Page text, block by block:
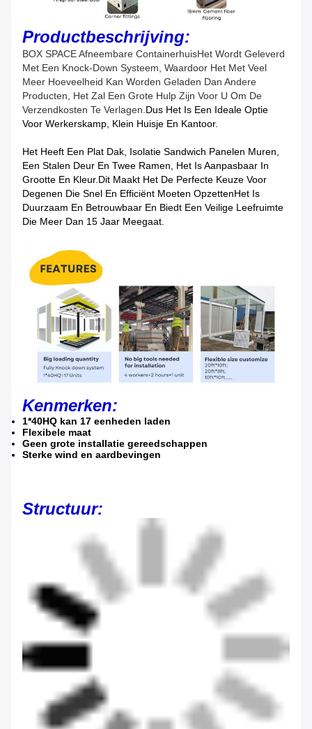
Productbeschrijving:
BOX SPACE Afneembare ContainerhuisHet Wordt Geleverd
Met Een Knock-Down Systeem, Waardoor Het Met Veel
Meer Hoeveelheid Kan Worden Geladen Dan Andere
Producten, Het Zal Een Grote Hulp Zijn Voor U Om De
Verzendkosten Te Verlagen. Dus Het Is Een Ideale Optie
Voor Werkerskamp, Klein Huisje En Kantoor.
Het Heeft Een Plat Dak, Isolatie Sandwich Panelen Muren,
Een Stalen Deur En Twee Ramen, Het Is Aanpasbaar In
Grootte En Kleur.Dit Maakt Het De Perfecte Keuze Voor
Degenen Die Snel En Efficiënt Moeten OpzettenHet Is
Duurzaam En Betrouwbaar En Biedt Een Veilige Leefruimte
Die Meer Dan 15 Jaar Meegaat.
Kenmerken:
1*40HQ kan 17 eenheden laden
Flexibele maat
Geen grote installatie gereedschappen
Sterke wind en aardbevingen
Structuur: